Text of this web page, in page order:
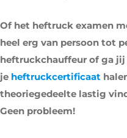
Of het heftruck examen
heel erg van persoon tot
heftruckchauffeur of ga jij
je heftruckcertificaat
theoriegedeelte lastig
Geen probleem!